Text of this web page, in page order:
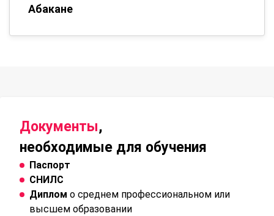
Абакане
Документы,
необходимые для обучения
Паспорт
СНИЛС
Диплом о среднем профессиональном или
высшем образовании